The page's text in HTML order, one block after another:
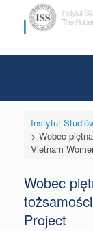
content
Instytut
> Wobec
Vietnam
Wobec
Project